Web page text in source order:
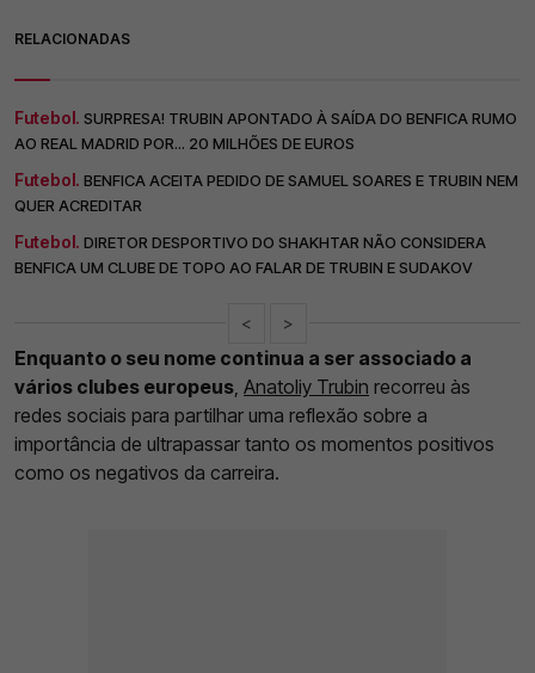
RELACIONADAS
Futebol. SURPRESA! TRUBIN APONTADO À SAÍDA DO BENFICA RUMO
AO REAL MADRID POR... 20 MILHÕES DE EUROS
Futebol. BENFICA ACEITA PEDIDO DE SAMUEL SOARES E TRUBIN NEM
QUER ACREDITAR
Futebol. DIRETOR DESPORTIVO DO SHAKHTAR NÃO CONSIDERA
BENFICA UM CLUBE DE TOPO AO FALAR DE TRUBIN E SUDAKOV
< >
Enquanto o seu nome continua a ser associado a
vários clubes europeus Anatoliy Trubin recorreu às
redes sociais para partilhar uma reflexão sobre a
importância de ultrapassar tanto os momentos positivos
como os negativos da carreira.